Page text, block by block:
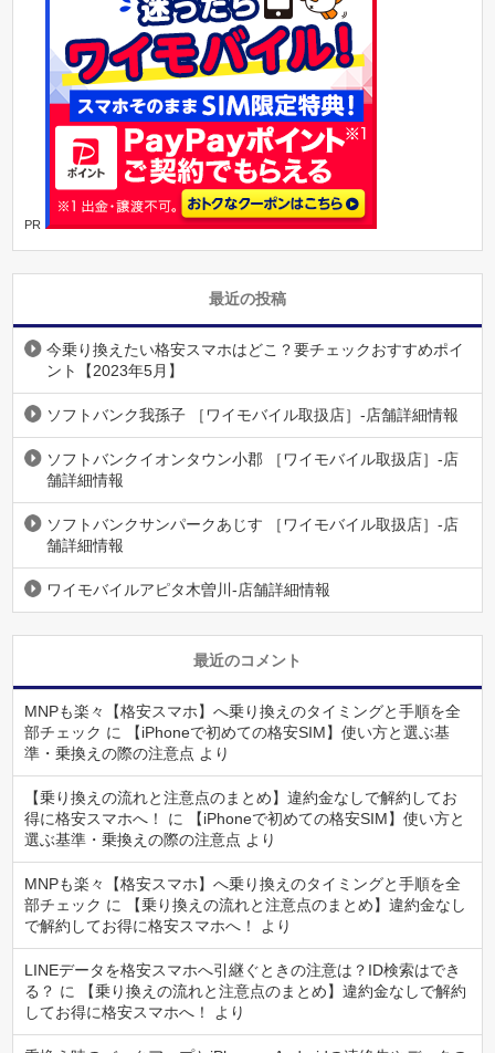
PR
最近の投稿
今乗り換えたい格安スマホはどこ？要チェックおすすめポイ
ント【2023年5月】
ソフトバンク我孫子 ［ワイモバイル取扱店］-店舗詳細情報
ソフトバンクイオンタウン小郡 ［ワイモバイル取扱店］-店
舗詳細情報
ソフトバンクサンパークあじす ［ワイモバイル取扱店］-店
舗詳細情報
ワイモバイルアピタ木曽川-店舗詳細情報
最近のコメント
MNPも楽々【格安スマホ】へ乗り換えのタイミングと手順を全
部チェック に
【iPhoneで初めての格安SIM】使い方と選ぶ基
準・乗換えの際の注意点 より
【乗り換えの流れと注意点のまとめ】違約金なしで解約してお
得に格安スマホへ！
に
【iPhoneで初めての格安SIM】使い方と
選ぶ基準・乗換えの際の注意点 より
MNPも楽々【格安スマホ】へ乗り換えのタイミングと手順を全
部チェック に
【乗り換えの流れと注意点のまとめ】違約金なし
で解約してお得に格安スマホへ！
より
LINEデータを格安スマホへ引継ぐときの注意は？ID検索はでき
る？ に
【乗り換えの流れと注意点のまとめ】違約金なしで解約
してお得に格安スマホへ！
より